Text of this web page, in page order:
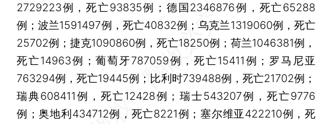
2729223例，死亡93835例；德国2346876例，死亡65288
例；波兰1591497例，死亡40832例；乌克兰1319060例，死亡
25702例；捷克1090860例，死亡18250例；荷兰1046381例，
死亡14963例；葡萄牙787059例，死亡15411例；罗马尼亚
763294例，死亡19445例；比利时739488例，死亡21702例；
瑞典608411例，死亡12428例；瑞士543207例，死亡9776
例；奥地利434712例，死亡8221例；塞尔维亚422210例，死